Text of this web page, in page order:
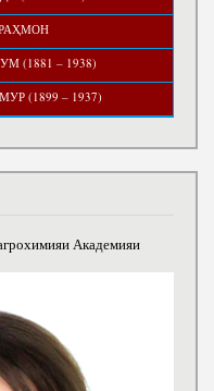
(1881 – 1938)
(1899 – 1937)
Академияи